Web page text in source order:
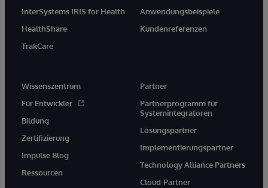
InterSystems IRIS for Health
HealthShare
TrakCare
Anwendungsbeispiele
Kundenreferenzen
Wissenszentrum
Für Entwickler
Bildung
Zertifizierung
Impulse Blog
Ressourcen
Partner
Partnerprogramm für
Systemintegratoren
Lösungspartner
Implementierungspartner
Technology Alliance Partners
Cloud-Partner